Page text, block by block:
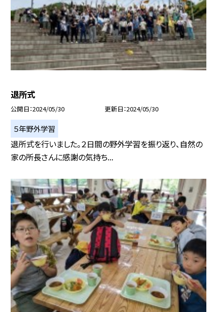
退所式
公開日 2024/05/30 更新日 2024/05/30
５年野外学習
退所式を行いました。２日間の野外学習を振り返り、自然の
家の所長さんに感謝の気持ち...